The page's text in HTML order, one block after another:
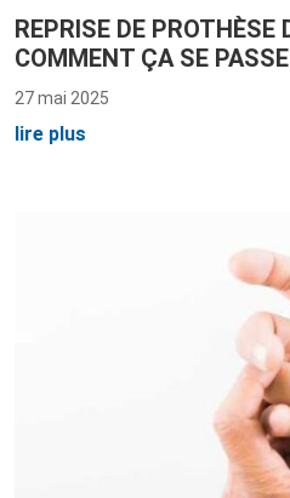
REPRISE DE PROTHÈSE
COMMENT ÇA SE
27 mai 2025
lire plus